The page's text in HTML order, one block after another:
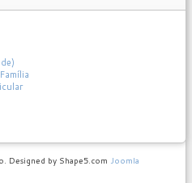
Designed by Shape5.com Joomla